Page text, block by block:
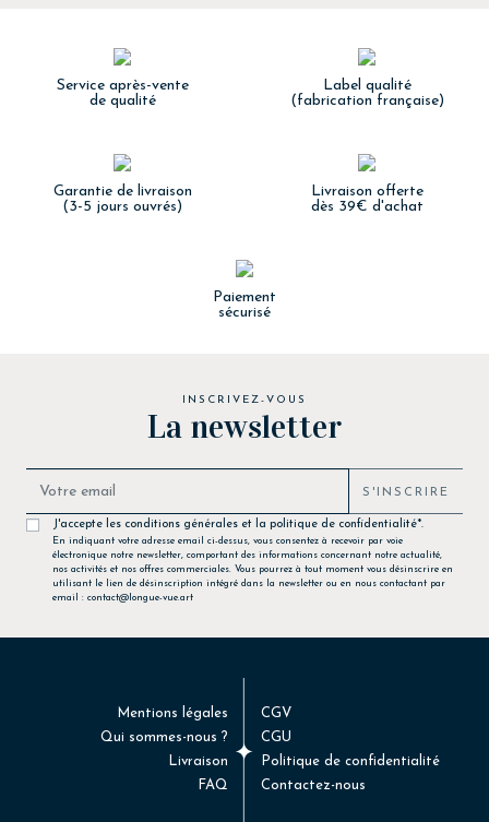
Service après-vente
de qualité
Label qualité
(fabrication française)
Garantie de livraison
(3-5 jours ouvrés)
Livraison offerte
dès 39€ d'achat
Paiement
sécurisé
INSCRIVEZ-VOUS
La newsletter
S'INSCRIRE
J'accepte les conditions générales et la politique de confidentialité*.
En indiquant votre adresse email ci-dessus, vous consentez à recevoir par voie
électronique notre newsletter, comportant des informations concernant notre actualité,
nos activités et nos offres commerciales. Vous pourrez à tout moment vous désinscrire en
utilisant le lien de désinscription intégré dans la newsletter ou en nous contactant par
email : contact@longue-vue.art
Mentions légales
Qui sommes-nous ?
Livraison
FAQ
CGV
CGU
Politique de confidentialité
Contactez-nous